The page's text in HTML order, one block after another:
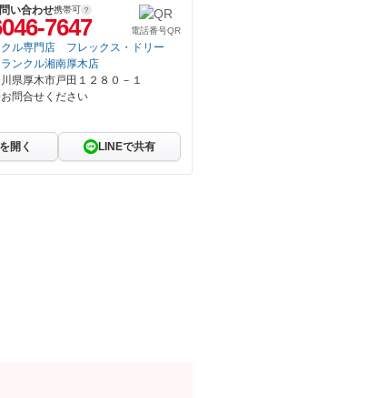
い合わせ携帯可
7647 電話番号QR
クル専門店 フレックス・ドリー
ンクル湘南厚木店
県厚木市戸田１２８０－１
問合せください
開く LINEで共有